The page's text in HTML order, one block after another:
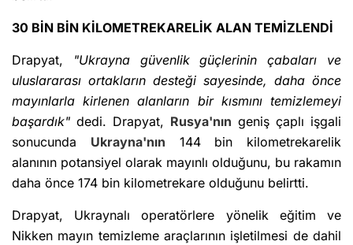
30 BİN BİN KİLOMETREKARELİK ALAN TEMİZLENDİ
Drapyat,
"Ukrayna güvenlik güçlerinin çabaları ve
uluslararası ortakların desteği sayesinde, daha önce
mayınlarla kirlenen alanların bir kısmını temizlemeyi
başardık" dedi. Drapyat, Rusya'nın geniş çaplı işgali
sonucunda Ukrayna'nın 144 bin kilometrekarelik
alanının potansiyel olarak mayınlı olduğunu, bu rakamın
daha önce 174 bin kilometrekare olduğunu belirtti.
Drapyat, Ukraynalı operatörlere yönelik eğitim ve
Nikken mayın temizleme araçlarının işletilmesi de dahil